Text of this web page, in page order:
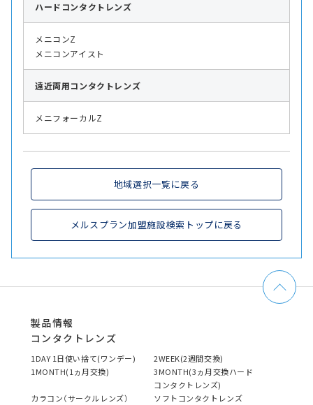
ハード コンタクトレンズ
メニコンZ
メニコンアイスト
遠近両用コンタクトレンズ
メニフォーカルZ
地域選択一覧に戻る
メルスプラン加盟施設検索トップに戻る
製品情報
コンタクトレンズ
1DAY 1日使い捨て(ワンデー)
2WEEK(2週間交換)
1MONTH(1ヵ月交換)
3MONTH(3ヵ月交換ハード
コンタクトレンズ)
カラコン（サークルレンズ）
ソフトコンタクトレンズ